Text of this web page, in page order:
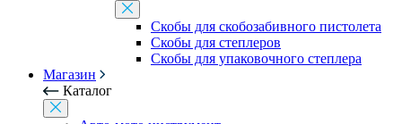
Скобы для скобозабивного пистолета
Скобы для степлеров
Скобы для упаковочного степлера
Магазин
Каталог